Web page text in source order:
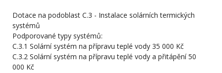
Dotace na podoblast C.3 - Instalace solárních termických
systémů
Podporované typy systémů:
C.3.1 Solární systém na přípravu teplé vody 35 000 Kč
C.3.2 Solární systém na přípravu teplé vody a přitápění 50
000 Kč